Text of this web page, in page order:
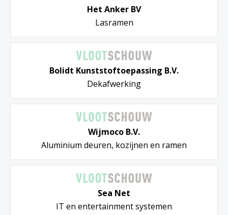
Het Anker BV
Lasramen
Bolidt Kunststoftoepassing B.V.
Dekafwerking
Wijmoco B.V.
Aluminium deuren, kozijnen en ramen
Sea Net
IT en entertainment systemen